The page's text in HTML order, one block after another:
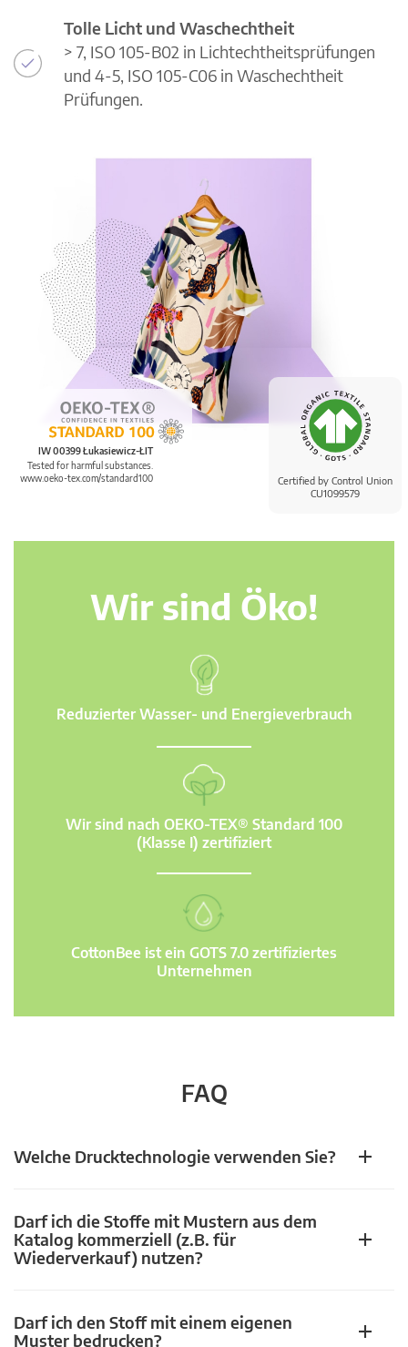
Certified by Control Union
CU1099579
IW 00399 Łukasiewicz-ŁIT
Tested for harmful substances.
www.oeko-tex.com/standard100
Tolle Licht und Waschechtheit
> 7, ISO 105-B02 in Lichtechtheitsprüfungen
und 4-5, ISO 105-C06 in Waschechtheit
Prüfungen.
Wir sind Öko!
Reduzierter Wasser- und Energieverbrauch
Wir sind nach OEKO-TEX® Standard 100
(Klasse I) zertifiziert
CottonBee ist ein GOTS 7.0 zertifiziertes
Unternehmen
FAQ
Welche Drucktechnologie verwenden Sie?
Darf ich die Stoffe mit Mustern aus dem
Katalog kommerziell (z.B. für
Wiederverkauf) nutzen?
Darf ich den Stoff mit einem eigenen
Muster bedrucken?